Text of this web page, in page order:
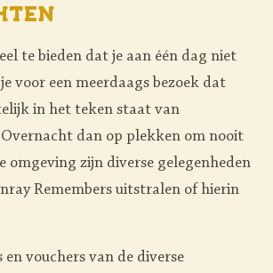
te bieden dat je aan één dag niet
voor een meerdaags bezoek dat
in het teken staat van
dan op plekken om nooit
omgeving zijn diverse gelegenheden
Remembers uitstralen of hierin
vouchers van de diverse